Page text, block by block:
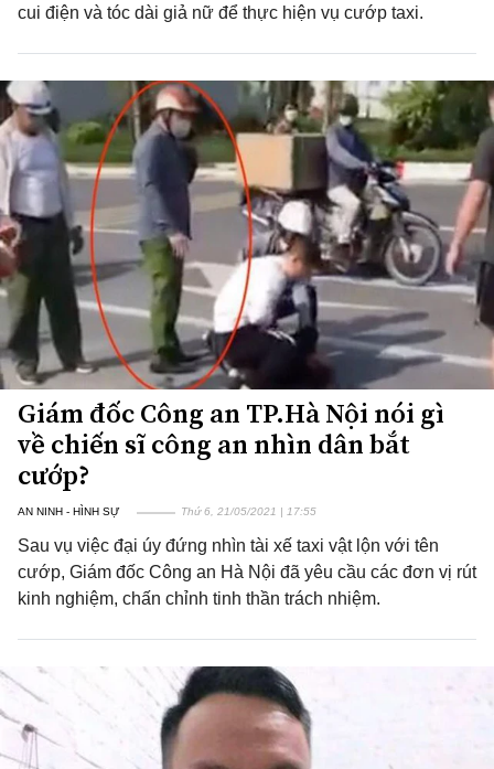
cui điện và tóc dài giả nữ để thực hiện vụ cướp taxi.
Giám đốc Công an TP.Hà Nội nói gì
về chiến sĩ công an nhìn dân bắt
cướp?
AN NINH - HÌNH SỰ Thứ 6, 21/05/2021 | 17:55
Sau vụ việc đại úy đứng nhìn tài xế taxi vật lộn với tên
cướp, Giám đốc Công an Hà Nội đã yêu cầu các đơn vị rút
kinh nghiệm, chấn chỉnh tinh thần trách nhiệm.